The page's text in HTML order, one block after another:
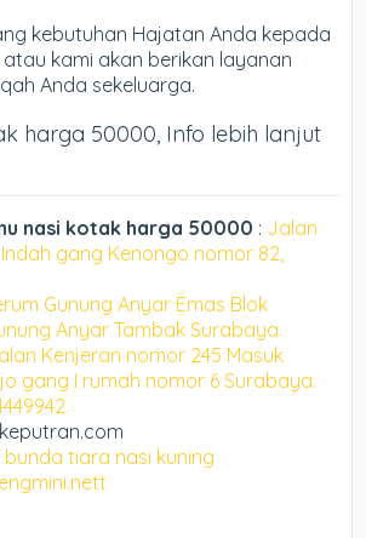
kebutuhan Hajatan Anda kepada
atau kami akan berikan layanan
Anda sekeluarga.
harga 50000, Info lebih lanjut
nasi kotak harga 50000 : Jalan
gang Kenongo nomor 82,
Gunung Anyar Emas Blok
Anyar Tambak Surabaya.
Kenjeran nomor 245 Masuk
gang I rumah nomor 6 Surabaya.
bunda tiara nasi kuning